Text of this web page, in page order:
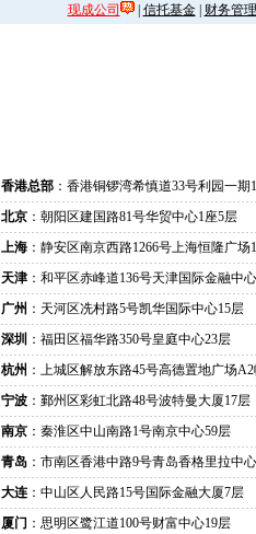
现成公司 | 信托基金| 财务管理
香港总部 ：香港铜锣湾希慎道33号利园一期
北京 ：朝阳区建国路81号华贸中心1座5层
上海 ：静安区南京西路1266号上海恒隆广场
天津 ：和平区赤峰道136号天津国际金融中
广州 ：天河区冼村路5号凯华国际中心15层
深圳 ：福田区福华路350号皇庭中心23层
杭州 ：上城区解放东路45号高德置地广场
宁波 ：鄞州区彩虹北路48号波特曼大厦17层
南京 ：秦淮区中山南路1号南京中心59层
青岛 ：市南区香港中路9号青岛香格里拉中
大连 ：中山区人民路15号国际金融大厦7层
厦门 ：思明区鹭江道100号财富中心19层